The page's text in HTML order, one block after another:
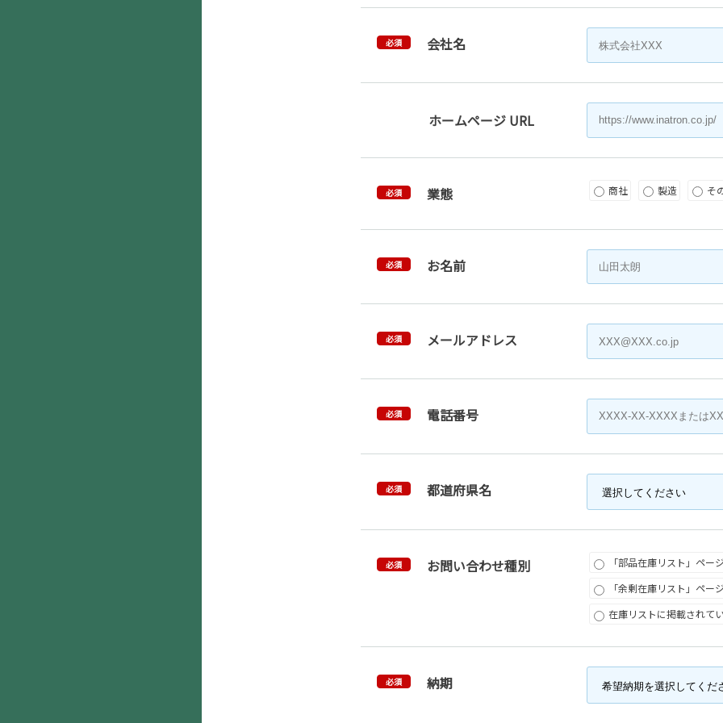
必須 会社名
ホームページ URL
必須 業態 商社 製造 そ
必須 お名前
必須 メールアドレス
必須 電話番号
必須 都道府県名
必須 お問い合わせ種別
「部品在庫リスト」ペー
「余剰在庫リスト」ペー
在庫リストに掲載されて
必須 納期